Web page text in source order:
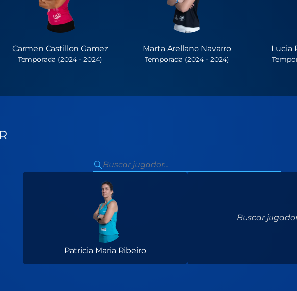
Carmen Castillon Gamez
Temporada (2024 - 2024)
Marta Arellano Navarro
Temporada (2024 - 2024)
Lucia
Patricia Maria Ribeiro
Buscar